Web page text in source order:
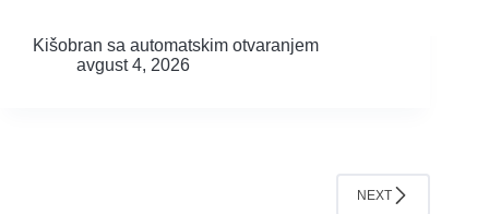
Kišobran sa automatskim otvaranjem
avgust 4, 2026
NEXT